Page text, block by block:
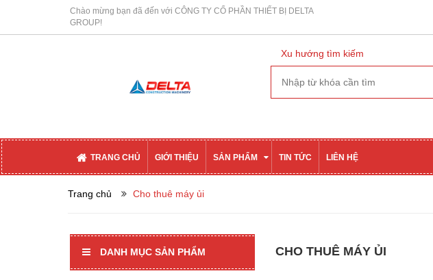
Chào mừng bạn đã đến với CÔNG TY CỔ PHẦN THIẾT BỊ DELTA
GROUP!
Xu hướng tìm kiếm
TRANG CHỦ GIỚI THIỆU SẢN PHẨM TIN TỨC LIÊN HỆ
Trang chủ Cho thuê máy ủi
DANH MỤC SẢN PHẨM CHO THUÊ MÁY ỦI